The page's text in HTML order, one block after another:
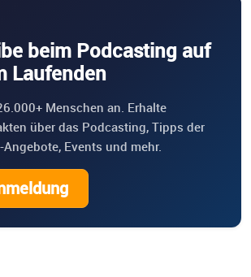
beim Podcasting auf
Laufenden
Menschen an. Erhalte
über das Podcasting, Tipps der
Events und mehr.